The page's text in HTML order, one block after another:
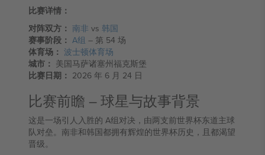
比赛详情：
对阵双方： 南非 vs 韩国
赛事阶段： A组 – 第 54 场
体育场： 波士顿体育场
城市： 美国马萨诸塞州福克斯堡
比赛日期： 2026 年 6 月 24 日
比赛前瞻 – 球星与故事背景
这是一场引人入胜的 A组对决，由两支前世界杯东道主球
队对垒。南非和韩国都拥有辉煌的世界杯历史，且都渴望
晋级。